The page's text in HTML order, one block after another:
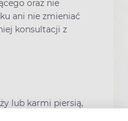
oraz nie
ani nie zmieniać
konsultacji z
lub karmi piersią,